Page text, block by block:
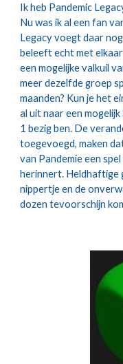
Ik heb Pandemic
Nu was ik al een fan
Legacy voegt daar
beleeft echt met
een mogelijke valkuil
meer dezelfde groep
maanden? Kun je het
al uit naar een
1 bezig ben. De
toegevoegd, maken
van Pandemie een
herinnert. Heldhaftige
nippertje en de
dozen tevoorschijn